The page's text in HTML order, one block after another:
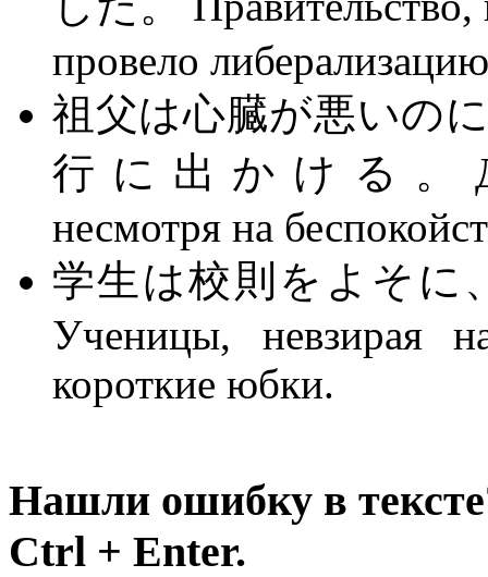
провело
祖父は心臓が悪いの
行に出かける。
несмотря на
学生は校則をよそに
Ученицы, невзирая
короткие юбки.
Нашли ошибку в
Ctrl + Enter.